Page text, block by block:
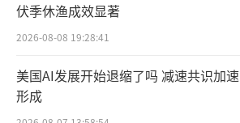
伏季休渔成效显著
2026-08-08 19:28:41
美国AI发展开始退缩了吗 减速共识加速
形成